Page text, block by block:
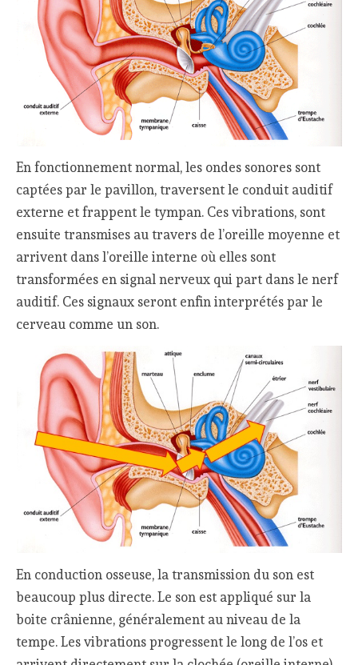
En fonctionnement normal, les ondes sonores sont
captées par le pavillon, traversent le conduit auditif
externe et frappent le tympan. Ces vibrations, sont
ensuite transmises au travers de l’oreille moyenne et
arrivent dans l’oreille interne où elles sont
transformées en signal nerveux qui part dans le nerf
auditif. Ces signaux seront enfin interprétés par le
cerveau comme un son.
En conduction osseuse, la transmission du son est
beaucoup plus directe. Le son est appliqué sur la
boite crânienne, généralement au niveau de la
tempe. Les vibrations progressent le long de l’os et